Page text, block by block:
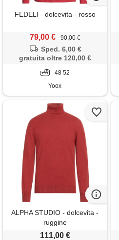
FEDELI - dolcevita - rosso
79,00 € 90,00 €
Sped. 6,00 €
gratuita oltre 120,00 €
48 52
Yoox
ALPHA STUDIO - dolcevita -
ruggine
111,00 €